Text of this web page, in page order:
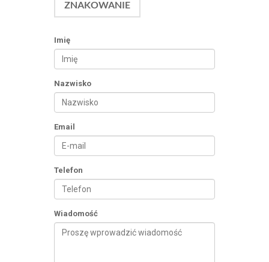
ZNAKOWANIE
Imię
Nazwisko
Email
Telefon
Wiadomość